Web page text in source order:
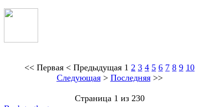
<< Первая < Предыдущая 1 2 3 4 5 6 7 8 9 10
Следующая> Последняя>>
Страница 1 из 230